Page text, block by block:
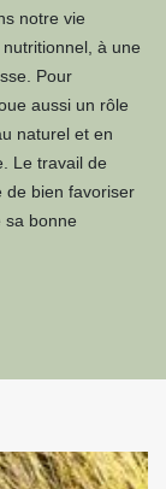
notre vie
à une
Pour
aussi un rôle
naturel et en
Le travail de
de bien favoriser
sa bonne